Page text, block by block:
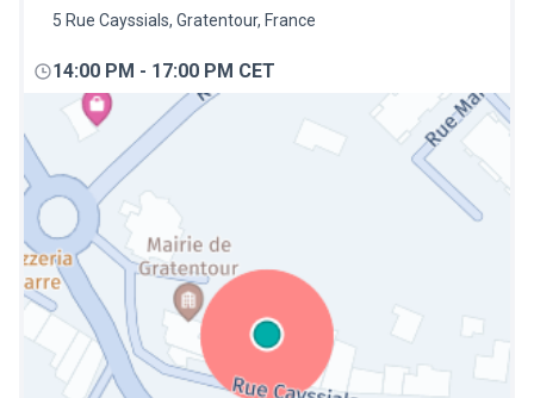
5 Rue Cayssials, Gratentour, France
14:00 PM - 17:00 PM CET